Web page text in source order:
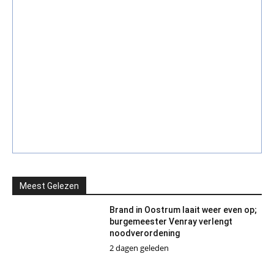
Meest Gelezen
Brand in Oostrum laait weer even op;
burgemeester Venray verlengt
noodverordening
2 dagen geleden